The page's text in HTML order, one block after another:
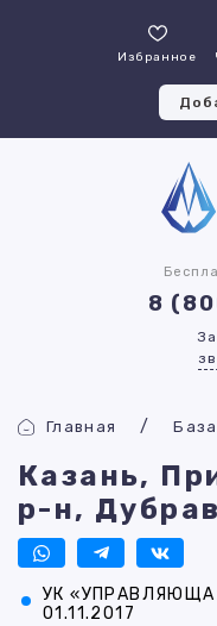
Избранное
8
Главная
Казань,
р-н,
УК
01.11.2017